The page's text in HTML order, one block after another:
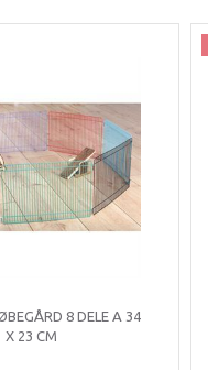
8 DELE A 34
X 23 CM